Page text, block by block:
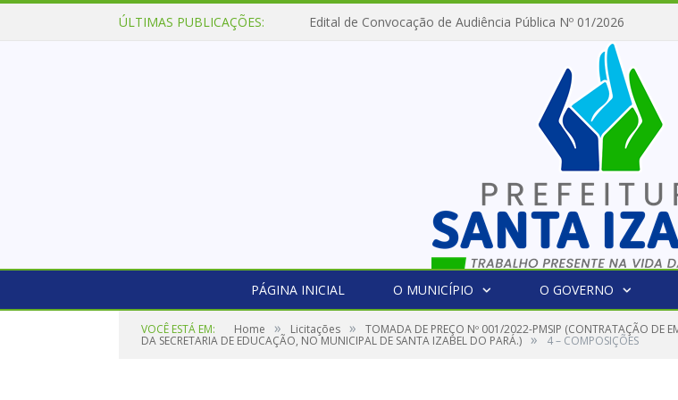
ÚLTIMAS PUBLICAÇÕES: Edital de Convocação de Audiência Pública Nº 01/2026
PÁGINA INICIAL O MUNICÍPIO O GOVERNO
VOCÊ ESTÁ EM: Home » Licitações » TOMADA DE PREÇO Nº 001/2022-PMSIP (CONTRATAÇÃO DE
DA SECRETARIA DE EDUCAÇÃO, NO MUNICIPAL DE SANTA IZABEL DO PARÁ.) » 4 – COMPOSIÇÕES